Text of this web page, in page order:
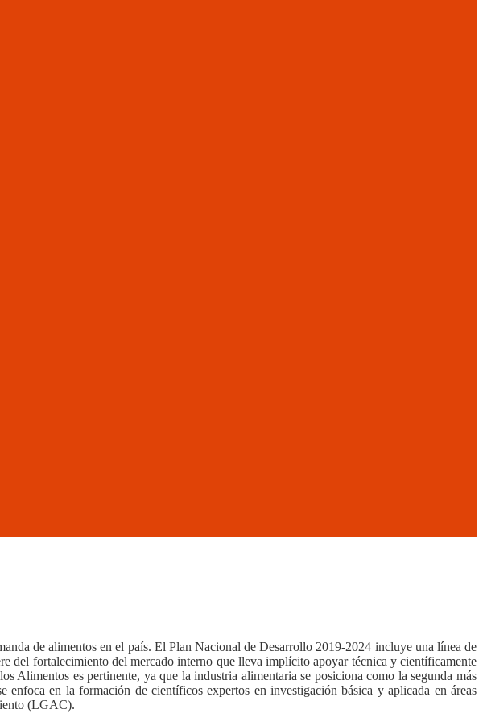
de alimentos en el país. El Plan Nacional de Desarrollo 2019-2024 incluye una línea de
del fortalecimiento del mercado interno que lleva implícito apoyar técnica y científicamente
Alimentos es pertinente, ya que la industria alimentaria se posiciona como la segunda más
en la formación de científicos expertos en investigación básica y aplicada en áreas
(LGAC).